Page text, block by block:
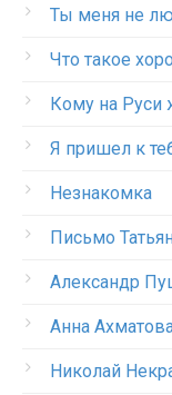
Ты меня не
Что такое
Кому на Руси
Я пришел к
Незнакомка
Письмо
Александр
Анна
Николай